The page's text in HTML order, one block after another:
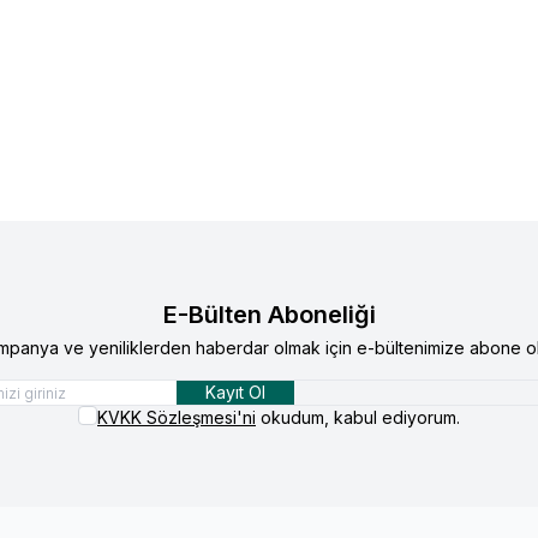
E-Bülten Aboneliği
ve yeniliklerden haberdar olmak için e-bültenimize abone
Kayıt Ol
KVKK Sözleşmesi'ni okudum, kabul ediyorum.